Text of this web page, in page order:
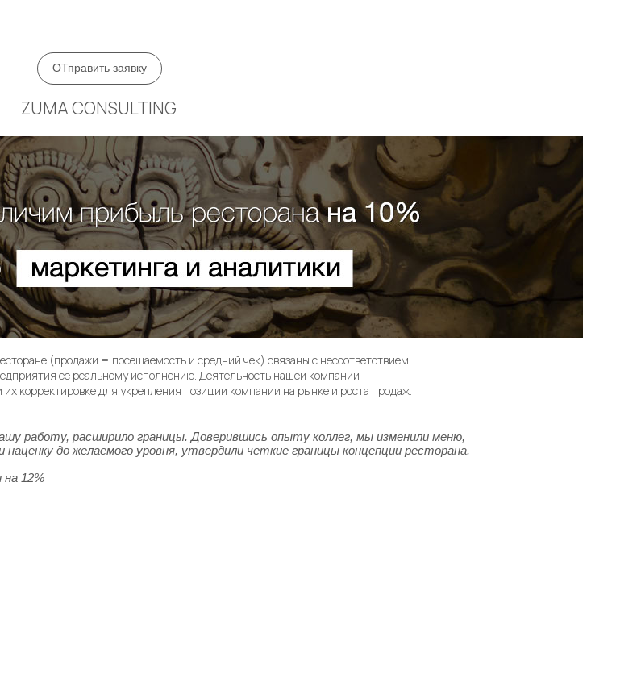
ZUMA CONSULTING
(продажи = посещаемость и средний чек) связаны с несоответствием
ее реальному исполнению. Деятельность нашей компании
корректировке для укрепления позиции компании на рынке и роста продаж.
работу, расширило границы. Доверившись опыту коллег, мы изменили меню,
до желаемого уровня, утвердили четкие границы концепции ресторана.
на 12%